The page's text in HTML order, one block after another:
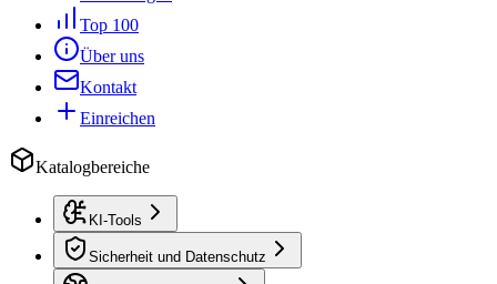
Top 100
Über uns
Kontakt
Einreichen
Katalogbereiche
KI-Tools
Sicherheit und Datenschutz